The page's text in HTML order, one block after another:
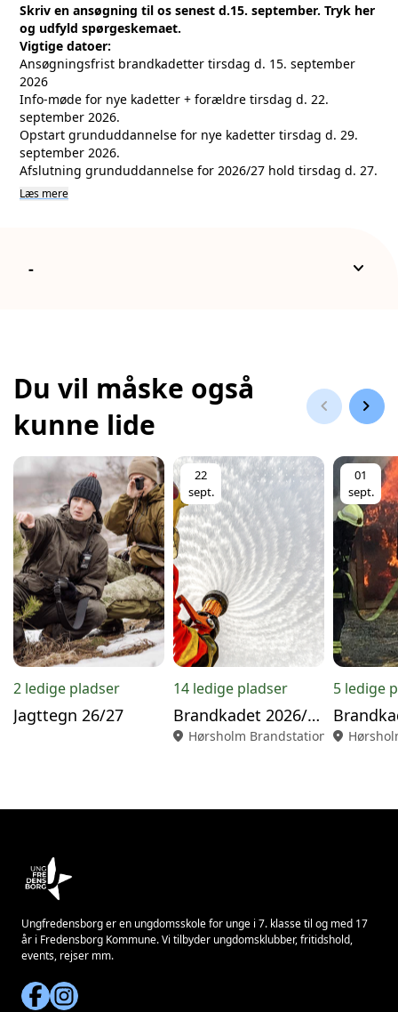
Skriv en ansøgning til os senest d.15. september. Tryk her
og udfyld spørgeskemaet.
Vigtige datoer:
Ansøgningsfrist brandkadetter tirsdag d. 15. september
2026
Info-møde for nye kadetter + forældre tirsdag d. 22.
september 2026.
Opstart grunduddannelse for nye kadetter tirsdag d. 29.
september 2026.
Afslutning grunduddannelse for 2026/27 hold tirsdag d. 27.
april 2027 (overrækkelse af diplomer m.v.)
Læs mere
- keyboard_arrow_down
Du vil måske også
kunne lide
chevron_left chevron_right
2 ledige pladser
Jagttegn 26/27
22
sept.
14 ledige pladser
Brandkadet 2026/27
location_on Hørsholm Brandstation
01
sept.
5 ledige
location_on
Ungfredensborg er en ungdomsskole for unge i 7. klasse til og med 17
år i Fredensborg Kommune. Vi tilbyder ungdomsklubber, fritidshold,
events, rejser mm.